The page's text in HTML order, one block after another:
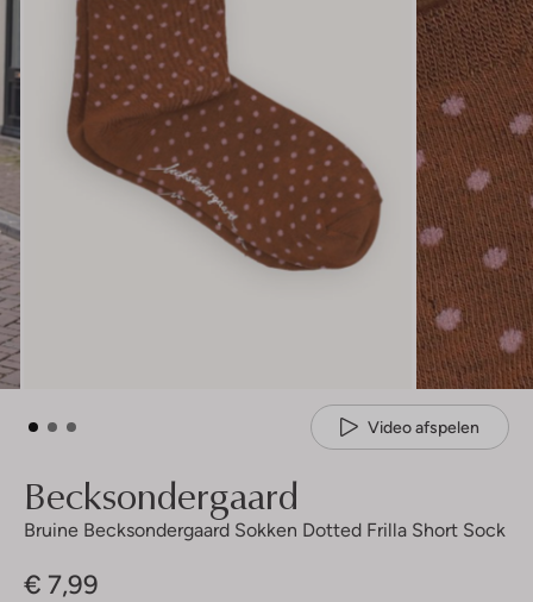
Video afspelen
Becksondergaard
Bruine Becksondergaard Sokken Dotted Frilla Short Sock
€ 7,99